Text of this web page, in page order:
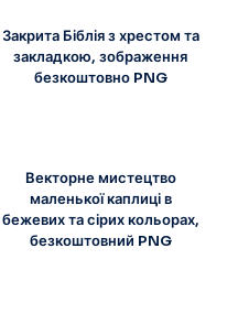
Закрита Біблія з хрестом та
закладкою, зображення
безкоштовно PNG
Векторне мистецтво
маленької каплиці в
бежевих та сірих кольорах,
безкоштовний PNG